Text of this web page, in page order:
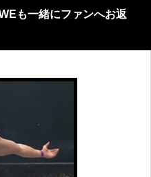
も一緒にファンへお返